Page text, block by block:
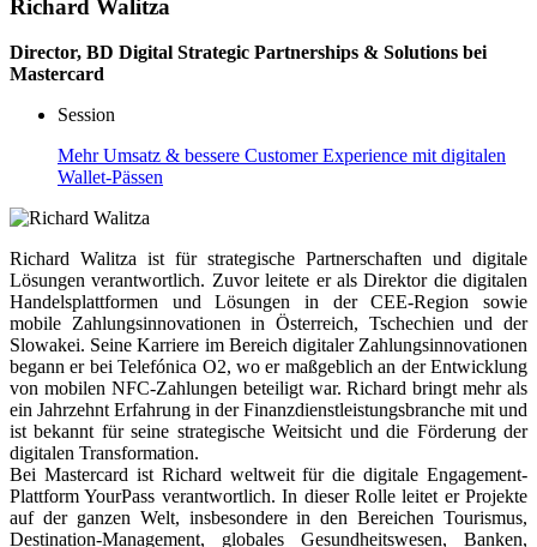
Richard Walitza
Director, BD Digital Strategic Partnerships & Solutions bei
Mastercard
Session
Mehr Umsatz & bessere Customer Experience mit digitalen
Wallet-Pässen
Richard Walitza ist für strategische Partnerschaften und digitale
Lösungen verantwortlich. Zuvor leitete er als Direktor die digitalen
Handelsplattformen und Lösungen in der CEE-Region sowie
mobile Zahlungsinnovationen in Österreich, Tschechien und der
Slowakei. Seine Karriere im Bereich digitaler Zahlungsinnovationen
begann er bei Telefónica O2, wo er maßgeblich an der Entwicklung
von mobilen NFC-Zahlungen beteiligt war. Richard bringt mehr als
ein Jahrzehnt Erfahrung in der Finanzdienstleistungsbranche mit und
ist bekannt für seine strategische Weitsicht und die Förderung der
digitalen Transformation.
Bei Mastercard ist Richard weltweit für die digitale Engagement-
Plattform YourPass verantwortlich. In dieser Rolle leitet er Projekte
auf der ganzen Welt, insbesondere in den Bereichen Tourismus,
Destination-Management, globales Gesundheitswesen, Banken,